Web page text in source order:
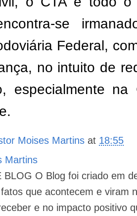
se
Federal,
no intuito de
especialmente na
Moises Martins at 18:55
Martins
BLOG O Blog foi criado em
que acontecem e viram
e no impacto positivo